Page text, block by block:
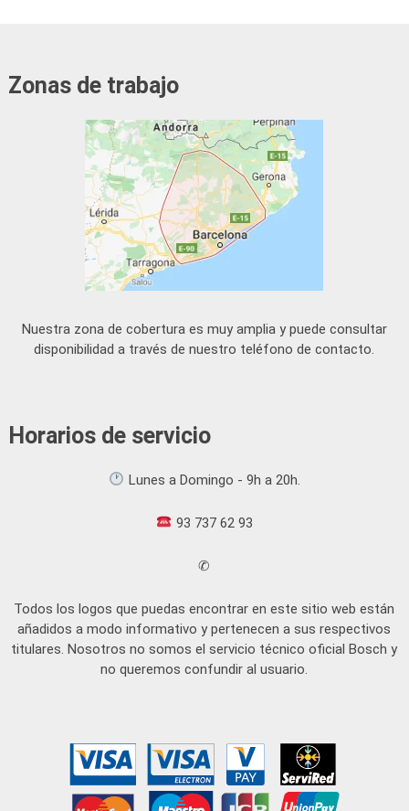
Zonas de trabajo
Nuestra zona de cobertura es muy amplia y puede consultar
disponibilidad a través de nuestro teléfono de contacto.
Horarios de servicio
Lunes a Domingo - 9h a 20h.
93 737 62 93
✆
Todos los logos que puedas encontrar en este sitio web están
añadidos a modo informativo y pertenecen a sus respectivos
titulares. Nosotros no somos el servicio técnico oficial Bosch y
no queremos confundir al usuario.